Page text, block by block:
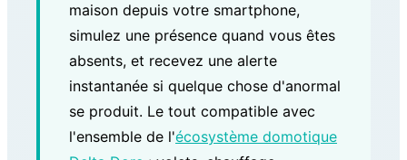
maison depuis votre smartphone,
simulez une présence quand vous êtes
absents, et recevez une alerte
instantanée si quelque chose d'anormal
se produit. Le tout compatible avec
l'ensemble de l'écosystème domotique